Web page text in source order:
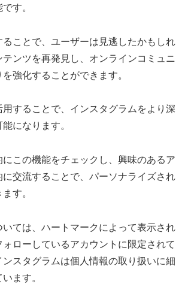
す。
ることで、ユーザーは見逃したかもしれ
ンツを再発見し、オンラインコミュニ
強化することができます。
することで、インスタグラムをより深
になります。
この機能をチェックし、興味のあるア
に交流することで、パーソナライズされ
す。
いては、ハートマークによって表示され
ォローしているアカウントに限定されて
スタグラムは個人情報の取り扱いに細
ます。